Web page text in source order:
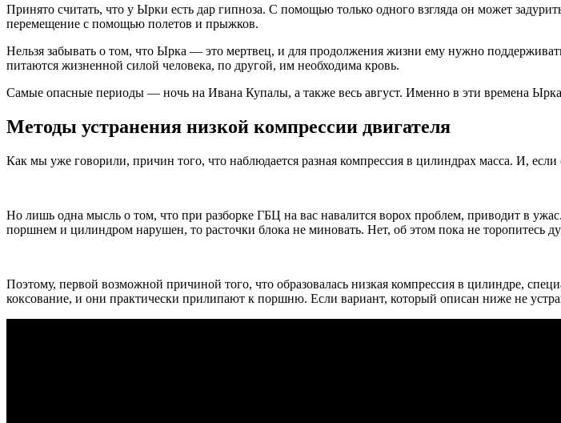
Принято считать, что у Ырки есть дар гипноза. С помощью только одного взгляда он может
перемещение с помощью полетов и прыжков.
Нельзя забывать о том, что Ырка — это мертвец, и для продолжения жизни ему нужно
питаются жизненной силой человека, по другой, им необходима кровь.
Самые опасные периоды — ночь на Ивана Купалы, а также весь август. Именно в эти времена
Методы устранения низкой компрессии двигателя
Как мы уже говорили, причин того, что наблюдается разная компрессия в цилиндрах масса. И,
Но лишь одна мысль о том, что при разборке ГБЦ на вас навалится ворох проблем, приводит в
поршнем и цилиндром нарушен, то расточки блока не миновать. Нет, об этом пока не торопитесь
Поэтому, первой возможной причиной того, что образовалась низкая компрессия в цилиндре,
коксование, и они практически прилипают к поршню. Если вариант, который описан ниже не